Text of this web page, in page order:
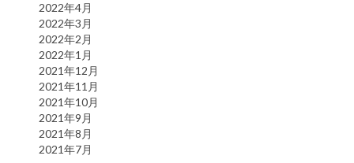
2022年4月
2022年3月
2022年2月
2022年1月
2021年12月
2021年11月
2021年10月
2021年9月
2021年8月
2021年7月